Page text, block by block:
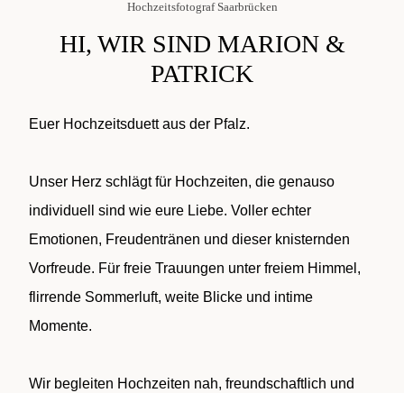
Hochzeitsfotograf Saarbrücken
HI, WIR SIND MARION &
PATRICK
Euer Hochzeitsduett aus der Pfalz.
Unser Herz schlägt für Hochzeiten, die genauso
individuell sind wie eure Liebe. Voller echter
Emotionen, Freudentränen und dieser knisternden
Vorfreude. Für freie Trauungen unter freiem Himmel,
flirrende Sommerluft, weite Blicke und intime
Momente.
Wir begleiten Hochzeiten nah, freundschaftlich und